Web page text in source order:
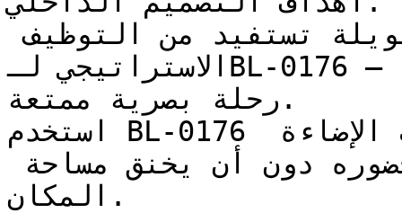
مناطق السلالم والممرات الطويلة تستفيد من التوظيف
الاستراتيجي لـBL-0176 — مما يحول المرور فيها إلى
رحلة بصرية ممتعة.
استخدم BL-0176 في الغرف المدمجة ذات الإضاءة
المكان.